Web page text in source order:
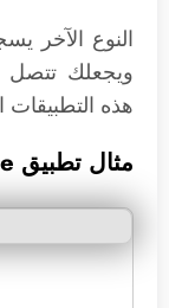
النوع الآخر
ويجعلك
هذه التطبيقات
مثال تطبيق Google Voice